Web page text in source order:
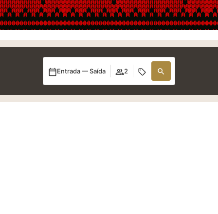
Entrada — Saída 2